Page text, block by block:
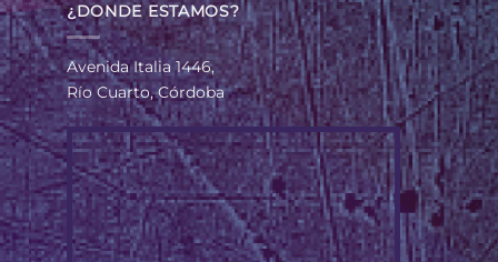
¿DONDE ESTAMOS?
Avenida Italia 1446,
Río Cuarto, Córdoba